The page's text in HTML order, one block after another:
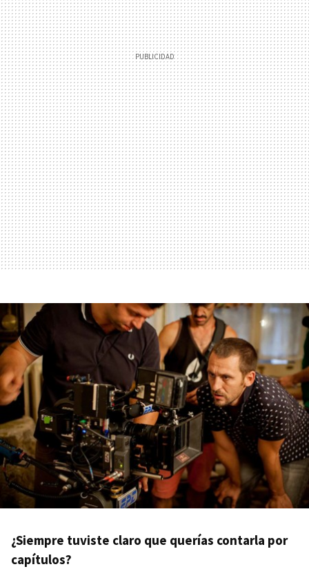
¿Siempre tuviste claro que querías contarla por
capítulos?